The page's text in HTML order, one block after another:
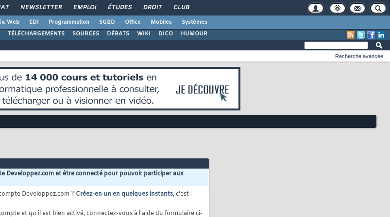
NEWSLETTER EMPLOI ÉTUDES DROIT CLUB
Web EDI Programmation SGBD Office Mobiles
Systèmes
TÉLÉCHARGEMENTS SOURCES DÉBATS WIKI DICO HUMOUR
Recherche avancée
Developpez.com et être connecté pour pouvoir participer aux
Developpez.com ? Créez-en un en quelques instants, c'est
et qu'il est bien activé, connectez-vous à l'aide du formulaire ci-